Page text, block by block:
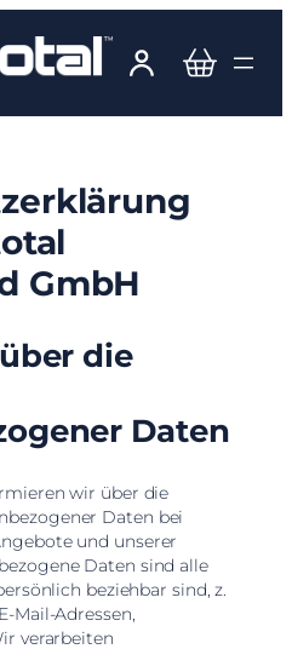
GmbH
die
Daten
wir über die
Daten bei
und unserer
Daten sind alle
beziehbar sind, z.
Mail-Adressen,
verarbeiten